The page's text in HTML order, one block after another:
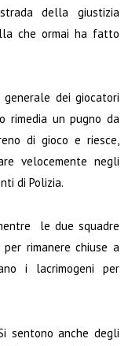
della giustizia
che ormai ha fatto
dei giocatori
rimedia un pugno da
di gioco e riesce,
velocemente negli
di Polizia.
le due squadre
rimanere chiuse a
i lacrimogeni per
sentono anche degli